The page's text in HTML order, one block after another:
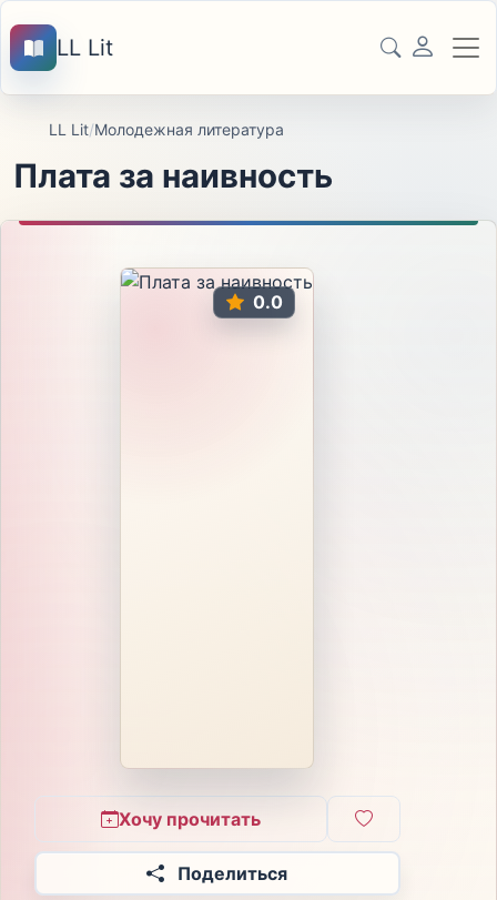
LL Lit
LL Lit/Молодежная литература
Плата за наивность
0.0
Хочу прочитать
Поделиться